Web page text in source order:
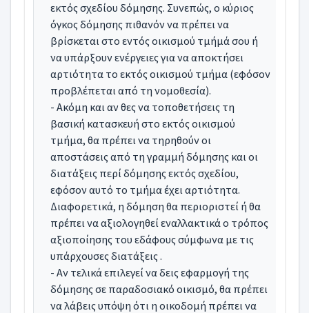
εκτός σχεδίου δόμησης. Συνεπώς, ο κύριος
όγκος δόμησης πιθανόν να πρέπει να
βρίσκεται στο εντός οικισμού τμήμά σου ή
να υπάρξουν ενέργειες για να αποκτήσει
αρτιότητα το εκτός οικισμού τμήμα (εφόσον
προβλέπεται από τη νομοθεσία).
- Ακόμη και αν θες να τοποθετήσεις τη
βασική κατασκευή στο εκτός οικισμού
τμήμα, θα πρέπει να τηρηθούν οι
αποστάσεις από τη γραμμή δόμησης και οι
διατάξεις περί δόμησης εκτός σχεδίου,
εφόσον αυτό το τμήμα έχει αρτιότητα.
Διαφορετικά, η δόμηση θα περιοριστεί ή θα
πρέπει να αξιολογηθεί εναλλακτικά ο τρόπος
αξιοποίησης του εδάφους σύμφωνα με τις
υπάρχουσες διατάξεις .
- Αν τελικά επιλεγεί να δεις εφαρμογή της
δόμησης σε παραδοσιακό οικισμό, θα πρέπει
να λάβεις υπόψη ότι η οικοδομή πρέπει να